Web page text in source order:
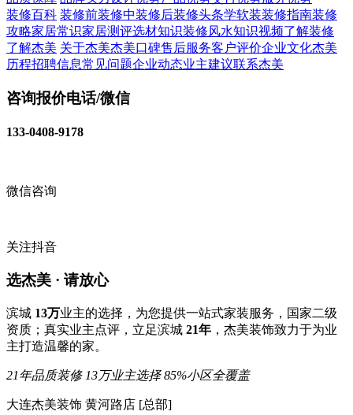
装修百科 装修前装修中装修后装修头条学软装装修指南装修
攻略家居常识家居测评选材知识装修风水知识视频了解装修
了解杰美 关于杰美杰美口碑售后服务客户评价企业文化杰美
历程招聘信息常见问题企业动态业主建议联系杰美
咨询报价电话/微信
133-0408-9178
微信咨询
关注抖音
选杰美 · 请放心
滨城 13万业主的选择，为您提供一站式家装服务，国家二级
资质；真实业主点评，立足滨城 21年 ，杰美装饰致力于为业
主打造温馨的家。
21年品质装修 13万业主选择 85%小区全覆盖
大连杰美装饰 黄河路店 [总部]